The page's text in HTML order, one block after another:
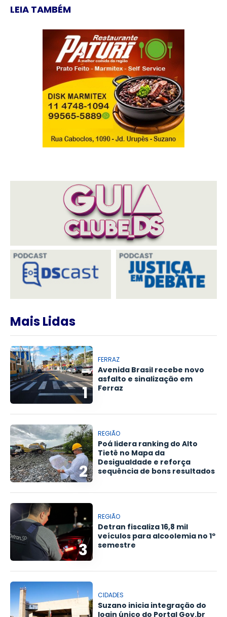
LEIA TAMBÉM
Mais Lidas
1
FERRAZ
Avenida Brasil recebe novo
asfalto e sinalização em
Ferraz
2
REGIÃO
Poá lidera ranking do Alto
Tietê no Mapa da
Desigualdade e reforça
sequência de bons resultados
3
REGIÃO
Detran fiscaliza 16,8 mil
veículos para alcoolemia no 1º
semestre
CIDADES
Suzano inicia integração do
login único do Portal Gov.br